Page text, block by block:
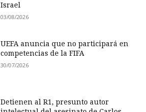
Israel
03/08/2026
UEFA anuncia que no participará en
competencias de la FIFA
30/07/2026
Detienen al R1, presunto autor